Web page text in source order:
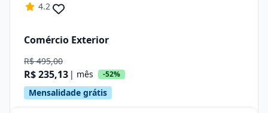
4.2
Comércio Exterior
R$ 495,00
R$ 235,13 | mês -52%
Mensalidade grátis